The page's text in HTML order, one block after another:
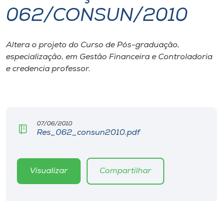
I.nova
Diplomados
Editora
062/CONSUN/2010
Altera o projeto do Curso de Pós-graduação,
especialização, em Gestão Financeira e Controladoria
e credencia professor.
07/06/2010
Res_062_consun2010.pdf
Visualizar Compartilhar